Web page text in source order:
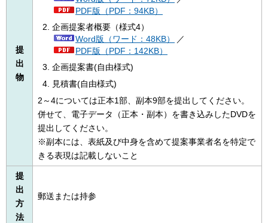
提
出
物
PDF版（PDF：94KB）
企画提案者概要（様式4）
Word版（ワード：48KB）
／
PDF版（PDF：142KB）
企画提案書(自由様式)
見積書(自由様式)
2～4については正本1部、副本9部を提出してください。
併せて、電子データ（正本・副本）を書き込みしたDVDを
提出してください。
※副本には、表紙及び中身を含めて提案事業者名を特定で
きる表現は記載しないこと
提
出
方
法
郵送または持参